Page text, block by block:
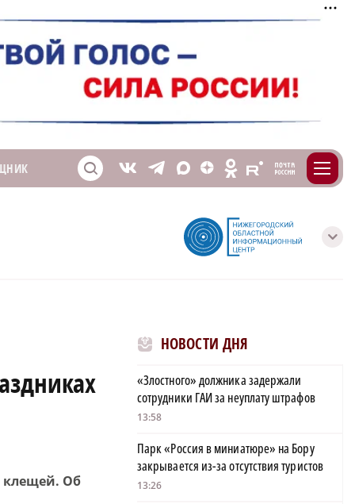
S V T X Z O E m
с
клещей. Об
НОВОСТИ ДНЯ
«Злостного» должника задержали
сотрудники ГАИ за неуплату штрафов
13:58
Парк «Россия в миниатюре» на Бору
закрывается из-за отсутствия туристов
13:26